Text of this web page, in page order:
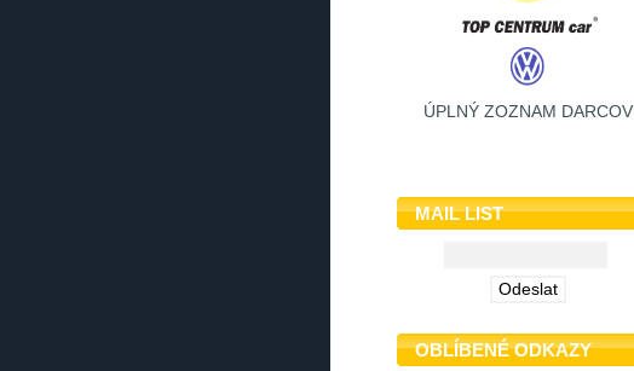
ÚPLNÝ ZOZNAM DARCOV
MAIL LIST
OBLÍBENÉ ODKAZY